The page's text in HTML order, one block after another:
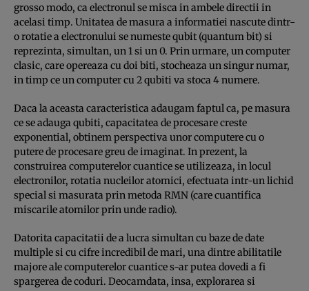
grosso modo, ca electronul se misca in ambele directii in
acelasi timp. Unitatea de masura a informatiei nascute dintr-
o rotatie a electronului se numeste qubit (quantum bit) si
reprezinta, simultan, un 1 si un 0. Prin urmare, un computer
clasic, care opereaza cu doi biti, stocheaza un singur numar,
in timp ce un computer cu 2 qubiti va stoca 4 numere.
Daca la aceasta caracteristica adaugam faptul ca, pe masura
ce se adauga qubiti, capacitatea de procesare creste
exponential, obtinem perspectiva unor computere cu o
putere de procesare greu de imaginat. In prezent, la
construirea computerelor cuantice se utilizeaza, in locul
electronilor, rotatia nucleilor atomici, efectuata intr-un lichid
special si masurata prin metoda RMN (care cuantifica
miscarile atomilor prin unde radio).
Datorita capacitatii de a lucra simultan cu baze de date
multiple si cu cifre incredibil de mari, una dintre abilitatile
majore ale computerelor cuantice s-ar putea dovedi a fi
spargerea de coduri. Deocamdata, insa, explorarea si